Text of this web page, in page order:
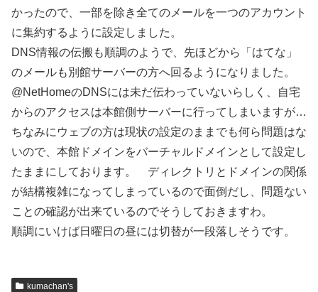
かったので、一部を除き全てのメールを一つのアカウント
に集約するように設定しました。
DNS情報の伝搬も順調のようで、先ほどから「はてな」
のメールも別館サーバーの方へ回るようになりました。
@NetHomeのDNSには未だ伝わっていないらしく、自宅
からのアクセスは本館側サーバーに行ってしまいますが…
ちなみにウェブの方は現状の設定のままでも何ら問題はな
いので、本館ドメインをバーチャルドメインとして設定し
たままにしております。 ディレクトリとドメインの関係
が結構複雑になってしまっているので面倒だし、問題ない
ことの確認が出来ているのでそうしておきますわ。
順調にいけば日曜日の昼には切替が一段落しそうです。
kumachan's